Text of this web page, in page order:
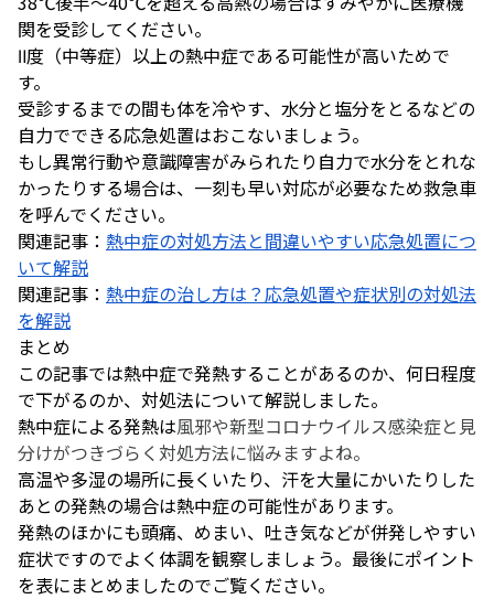
関を受診してください。
Ⅱ度（中等症）以上の熱中症である可能性が高いためで
す。
受診するまでの間も体を冷やす、水分と塩分をとるなどの
自力でできる応急処置はおこないましょう。
もし異常行動や意識障害がみられたり自力で水分をとれな
かったりする場合は、一刻も早い対応が必要なため救急車
を呼んでください。
関連記事： 熱中症の対処方法と間違いやすい応急処置につ
いて解説
関連記事： 熱中症の治し方は？応急処置や症状別の対処法
を解説
まとめ
この記事では熱中症で発熱することがあるのか、何日程度
で下がるのか、対処法について解説しました。
熱中症による発熱は風邪や新型コロナウイルス感染症と見
分けがつきづらく対処方法に悩みますよね。
高温や多湿の場所に長くいたり、汗を大量にかいたりした
あとの発熱の場合は熱中症の可能性があります。
発熱のほかにも頭痛、めまい、吐き気などが併発しやすい
症状ですのでよく体調を観察しましょう。最後にポイント
を表にまとめましたのでご覧ください。